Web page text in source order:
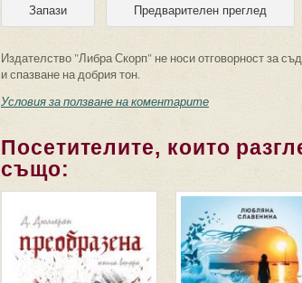
Издателство "Либра Скорп" не носи отговорност за
и спазване на добрия тон.
Условия за ползване на коментарите
Посетителите, които
също: